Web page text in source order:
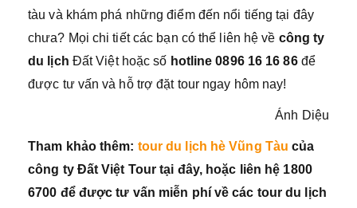
tàu và khám phá những điểm đến nổi tiếng tại đây
chưa? Mọi chi tiết các bạn có thể liên hệ về công ty
du lịch Đất Việt hoặc số hotline 0896 16 16 86để
được tư vấn và hỗ trợ đặt tour ngay hôm nay!
Ánh Diệu
Tham khảo thêm: tour du lịch hè Vũng Tàu của
công ty Đất Việt Tour tại đây, hoặc liên hệ 1800
6700 để được tư vấn miễn phí về các tour du lịch